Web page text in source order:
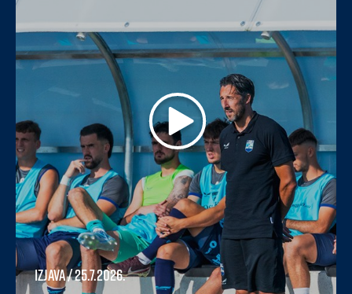
Izjava/ 25.7.2026.